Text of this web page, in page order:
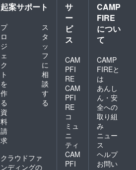
起案サポート
プ
ロ
ジ
ェ
ク
ト
を
作
る
ス
タ
ッ
フ
に
相
談
す
る
資
料
請
求
クラウドファ
ンディングの
サ
ー
ビ
ス
CAM
PFI
RE
CAM
PFI
RE
コ
ミュ
ニ
ティ
CAM
PFI
CAMP
FIRE
につい
て
CAMP
FIREと
は
あんし
ん・安
全への
取り組
み
ニュー
ス
ヘルプ
お問い